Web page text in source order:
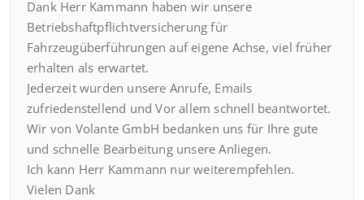
Dank Herr Kammann haben wir unsere
Betriebshaftpflichtversicherung für
Fahrzeugüberführungen auf eigene Achse, viel früher
erhalten als erwartet.
Jederzeit wurden unsere Anrufe, Emails
zufriedenstellend und Vor allem schnell beantwortet.
Wir von Volante GmbH bedanken uns für Ihre gute
und schnelle Bearbeitung unsere Anliegen.
Ich kann Herr Kammann nur weiterempfehlen.
Vielen Dank